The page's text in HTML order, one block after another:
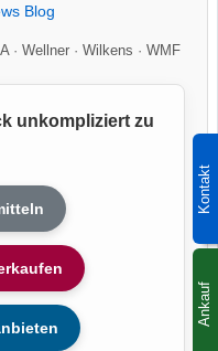
Kontakt
Ankauf
Blog
· Wellner· Wilkens · WMF
unkompliziert zu